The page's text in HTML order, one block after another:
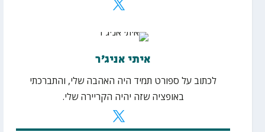
איתי אניג׳ר
לכתוב על ספורט תמיד היה האהבה שלי, והתברכתי
באופציה שזה יהיה הקריירה שלי.